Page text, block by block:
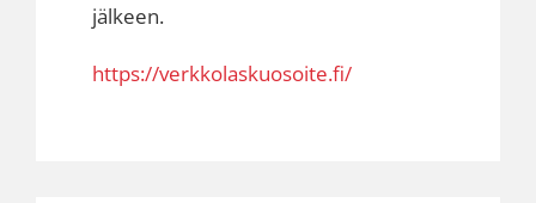
jälkeen.
https://verkkolaskuosoite.fi/